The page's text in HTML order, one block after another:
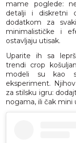
mame poglede:
detalji i diskretni
dodatkom za
minimalističke i
ostavljaju utisak.
Uparite ih sa
trendi crop
modeli su kao
eksperiment.
za stilsku igru:
nogama, ili čak mini